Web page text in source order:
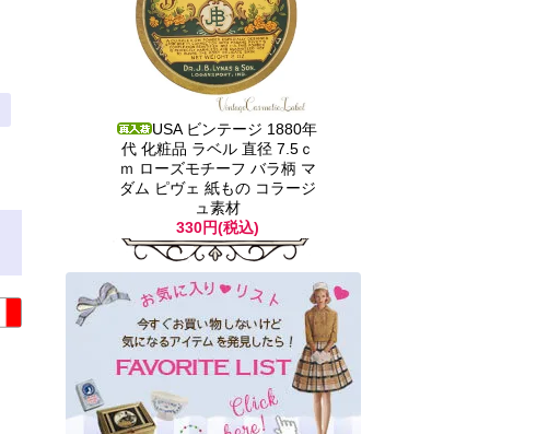
USA ビンテージ 1880年
代 化粧品 ラベル 直径 7.5ｃ
ｍ ローズモチーフ バラ柄 マ
ダム ピヴェ 紙もの コラージ
ュ素材
330円(税込)